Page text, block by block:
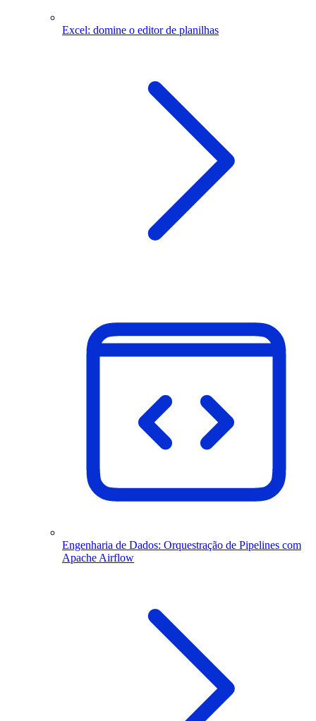
Excel: domine o editor de planilhas
Engenharia de Dados: Orquestração de Pipelines com
Apache Airflow